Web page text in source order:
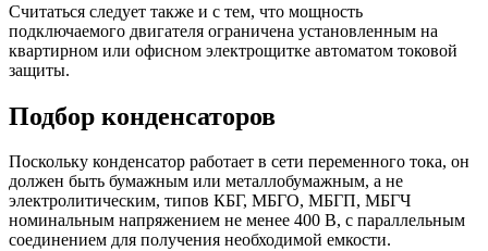
Считаться следует также и с тем, что мощность
подключаемого двигателя ограничена установленным на
квартирном или офисном электрощитке автоматом токовой
защиты.
Подбор конденсаторов
Поскольку конденсатор работает в сети переменного тока, он
должен быть бумажным или металлобумажным, а не
электролитическим, типов КБГ, МБГО, МБГП, МБГЧ
номинальным напряжением не менее 400 В, с параллельным
соединением для получения необходимой емкости.